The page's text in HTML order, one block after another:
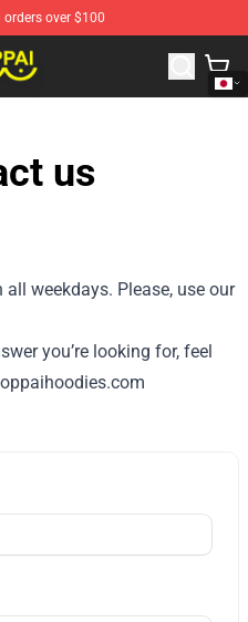
over $100
Merchandise Shop
us
weekdays. Please, use our
you’re looking for, feel